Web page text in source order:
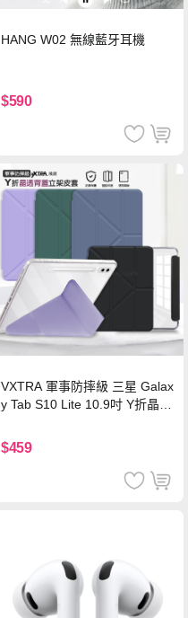
HANG W02 無線藍牙耳機
$590
VXTRA 軍事防摔級 三星 Galax
y Tab S10 Lite 10.9吋 Y折晶透
$459